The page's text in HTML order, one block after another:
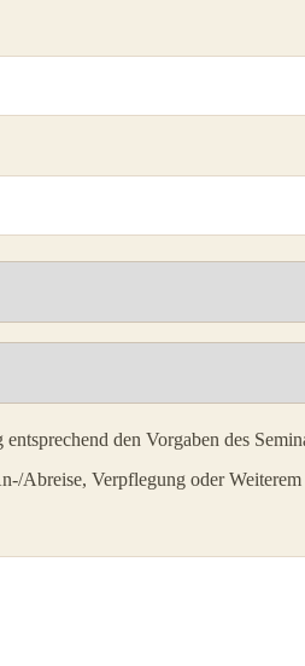
den Vorgaben des
Abreise, Verpflegung oder